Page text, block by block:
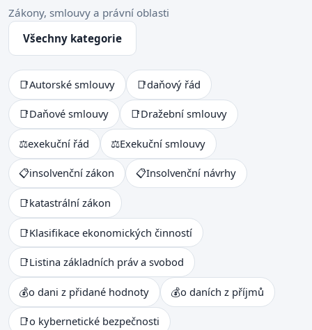
Zákony, smlouvy a právní oblasti
Všechny kategorie
📑Autorské smlouvy 📑daňový řád
📑Daňové smlouvy 📑Dražební smlouvy
⚖exekuční řád ⚖Exekuční smlouvy
📋insolvenční zákon 📋Insolvenční návrhy
📑katastrální zákon
📑Klasifikace ekonomických činností
📑Listina základních práv a svobod
💰o dani z přidané hodnoty 💰o daních z příjmů
📑o kybernetické bezpečnosti